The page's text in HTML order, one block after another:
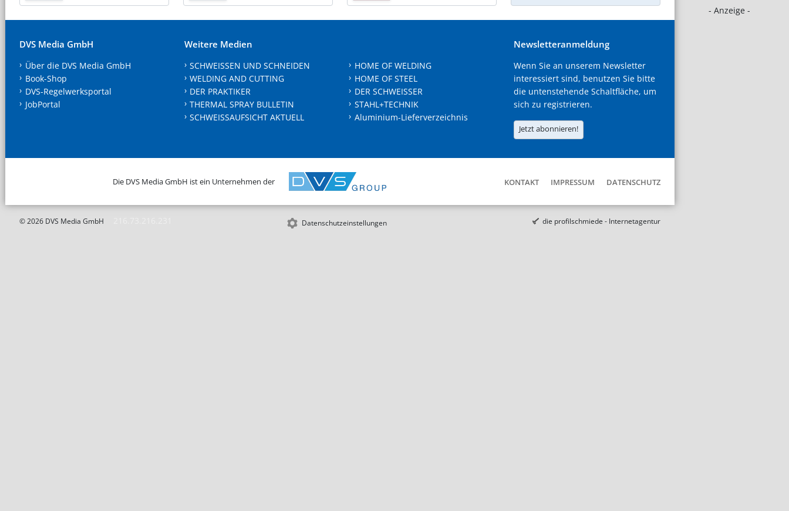
- Anzeige -
DVS Media GmbH
Über die DVS Media GmbH
Book-Shop
DVS-Regelwerksportal
JobPortal
Weitere Medien
SCHWEISSEN UND SCHNEIDEN
WELDING AND CUTTING
DER PRAKTIKER
THERMAL SPRAY BULLETIN
SCHWEISSAUFSICHT AKTUELL
HOME OF WELDING
HOME OF STEEL
DER SCHWEISSER
STAHL+TECHNIK
Aluminium-Lieferverzeichnis
Newsletteranmeldung
Wenn Sie an unserem Newsletter
interessiert sind, benutzen Sie bitte
die untenstehende Schaltfläche, um
sich zu registrieren.
Jetzt abonnieren!
Die DVS Media GmbH ist ein Unternehmen der KONTAKT IMPRESSUM DATENSCHUTZ
© 2026 DVS Media GmbH Datenschutzeinstellungen die profilschmiede - Internetagentur